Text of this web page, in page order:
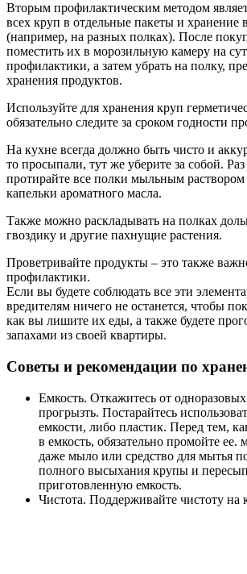
Вторым профилактическим методом
всех круп в отдельные пакеты и хранение
(например, на разных полках). После
поместить их в морозильную камеру на
профилактики, а затем убрать на полку,
хранения продуктов.
Используйте для хранения круп
обязательно следите за сроком годности
На кухне всегда должно быть чисто и
то просыпали, тут же уберите за собой.
протирайте все полки мыльным
капельки ароматного масла.
Также можно раскладывать на полках
гвоздику и другие пахнущие растения.
Проветривайте продукты – это также
профилактики.
Если вы будете соблюдать все эти
вредителям ничего не останется, чтобы
как вы лишите их еды, а также будете
запахами из своей квартиры.
Советы и рекомендации по
Емкость. Откажитесь от
прогрызть. Постарайтесь
емкости, либо пластик. Перед тем,
в емкость, обязательно промойте ее.
даже мыло или средство для мытья
полного высыхания крупы и
приготовленную емкость.
Чистота. Поддерживайте чистоту на